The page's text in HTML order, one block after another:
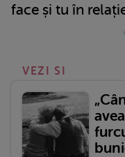
face și tu în
VEZI SI